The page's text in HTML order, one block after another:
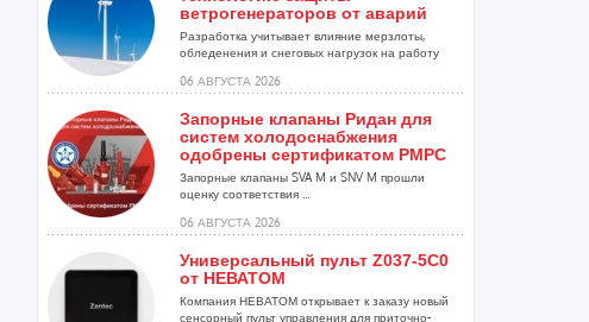
ветрогенераторов от аварий
Разработка учитывает влияние мерзлоты,
обледенения и снеговых нагрузок на работу
06 АВГУСТА 2026
Запорные клапаны Ридан для
систем холодоснабжения
одобрены сертификатом РМРС
Запорные клапаны SVA M и SNV M прошли
оценку соответствия ...
06 АВГУСТА 2026
Универсальный пульт Z037-5C0
от НЕВАТОМ
Компания НЕВАТОМ открывает к заказу новый
сенсорный пульт управления для приточно-